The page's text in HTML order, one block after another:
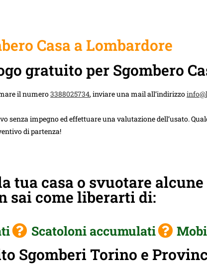
Casa a Lombardore
gratuito per Sgombero
il numero3388025734, inviare una mail all’indirizzo
impegno ed effettuare una valutazione dell’usato.
di partenza!
tua casa o svuotare alcune
sai come liberarti di:
Scatoloni accumulati
Sgomberi Torino e